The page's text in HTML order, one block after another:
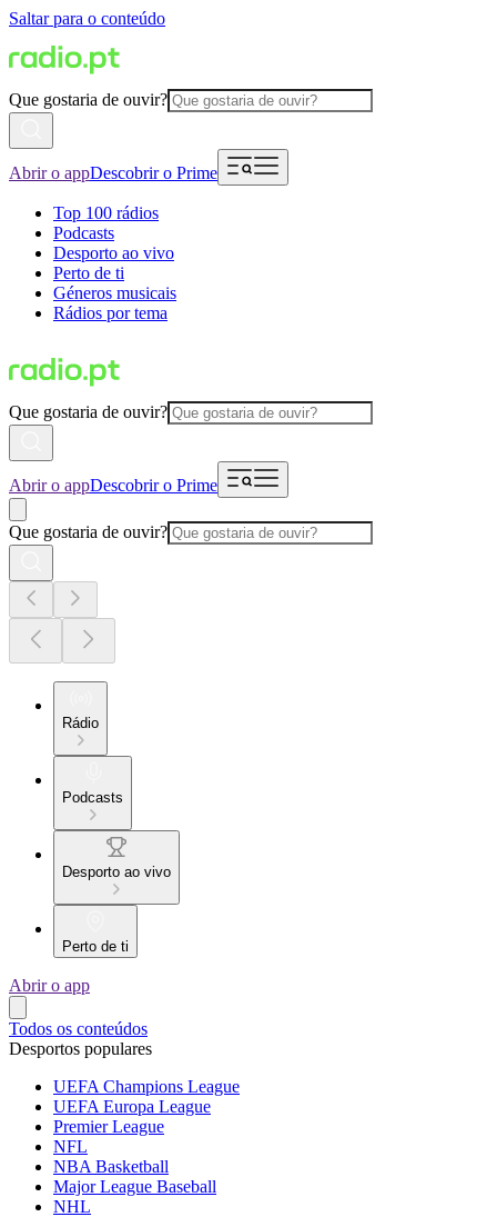
Saltar para o conteúdo
Que gostaria de ouvir?
Abrir o appDescobrir o Prime
Top 100 rádios
Podcasts
Desporto ao vivo
Perto de ti
Géneros musicais
Rádios por tema
Que gostaria de ouvir?
Abrir o appDescobrir o Prime
Que gostaria de ouvir?
Rádio
Podcasts
Desporto ao vivo
Perto de ti
Abrir o app
Todos os conteúdos
Desportos populares
UEFA Champions League
UEFA Europa League
Premier League
NFL
NBA Basketball
Major League Baseball
NHL